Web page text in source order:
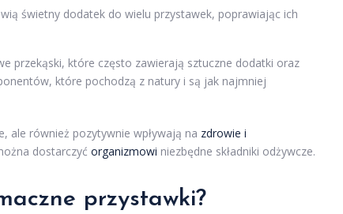
świetny dodatek do wielu przystawek, poprawiając ich
przekąski, które często zawierają sztuczne dodatki oraz
które pochodzą z natury i są jak najmniej
ale również pozytywnie wpływają na zdrowie i
dostarczyć organizmowi niezbędne składniki odżywcze.
przystawki?